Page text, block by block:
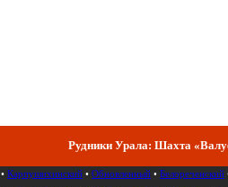
Рудники Урала: Шахта
• Карпушихинский • Обновленный • Белореченский